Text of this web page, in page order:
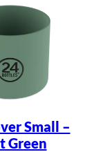
Small –
Green